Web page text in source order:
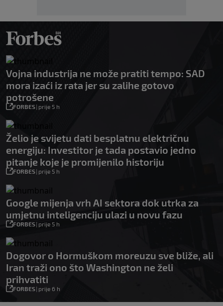
Vojna industrija ne može pratiti tempo: SAD
mora izaći iz rata jer su zalihe gotovo
potrošene
FORBES| prije 5 h
Želio je svijetu dati besplatnu električnu
energiju: Investitor je tada postavio jedno
pitanje koje je promijenilo historiju
FORBES| prije 5 h
Google mijenja vrh AI sektora dok utrka za
umjetnu inteligenciju ulazi u novu fazu
FORBES| prije 5 h
Dogovor o Hormuškom moreuzu sve bliže, ali
Iran traži ono što Washington ne želi
prihvatiti
FORBES| prije 6 h